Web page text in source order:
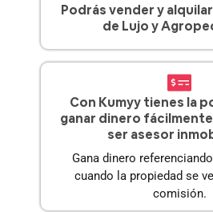
Podrás vender y
de Lujo y
Con Kumyy tienes la
ganar dinero
ser asesor
Gana dinero
cuando la propiedad se
comisión.